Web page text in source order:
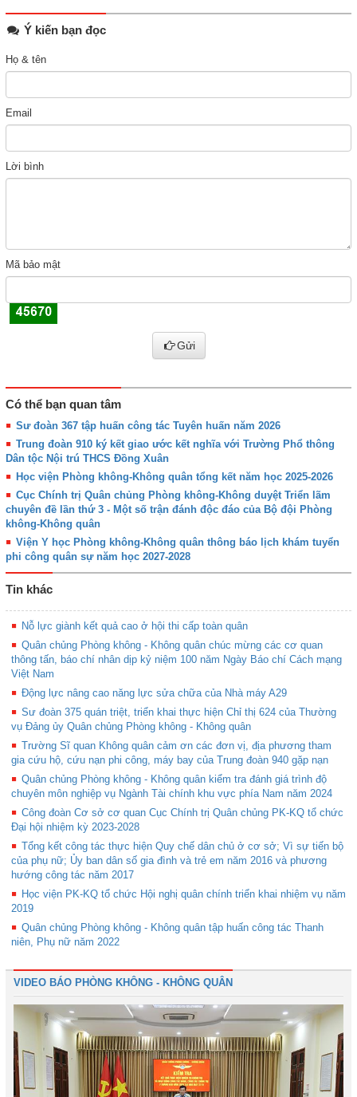
Ý kiến bạn đọc
Họ & tên
Email
Lời bình
Mã bảo mật
Gửi
Có thể bạn quan tâm
Sư đoàn 367 tập huấn công tác Tuyên huấn năm 2026
Trung đoàn 910 ký kết giao ước kết nghĩa với Trường Phổ thông
Dân tộc Nội trú THCS Đồng Xuân
Học viện Phòng không-Không quân tổng kết năm học 2025-2026
Cục Chính trị Quân chủng Phòng không-Không duyệt Triển lãm
chuyên đề lần thứ 3 - Một số trận đánh độc đáo của Bộ đội Phòng
không-Không quân
Viện Y học Phòng không-Không quân thông báo lịch khám tuyển
phi công quân sự năm học 2027-2028
Tin khác
Nỗ lực giành kết quả cao ở hội thi cấp toàn quân
Quân chủng Phòng không - Không quân chúc mừng các cơ quan
thông tấn, báo chí nhân dịp kỷ niệm 100 năm Ngày Báo chí Cách mạng
Việt Nam
Động lực nâng cao năng lực sửa chữa của Nhà máy A29
Sư đoàn 375 quán triệt, triển khai thực hiện Chỉ thị 624 của Thường
vụ Đảng ủy Quân chủng Phòng không - Không quân
Trường Sĩ quan Không quân cảm ơn các đơn vị, địa phương tham
gia cứu hộ, cứu nạn phi công, máy bay của Trung đoàn 940 gặp nạn
Quân chủng Phòng không - Không quân kiểm tra đánh giá trình độ
chuyên môn nghiệp vụ Ngành Tài chính khu vực phía Nam năm 2024
Công đoàn Cơ sở cơ quan Cục Chính trị Quân chủng PK-KQ tổ chức
Đại hội nhiệm kỳ 2023-2028
Tổng kết công tác thực hiện Quy chế dân chủ ở cơ sở; Vì sự tiến bộ
của phụ nữ; Ủy ban dân số gia đình và trẻ em năm 2016 và phương
hướng công tác năm 2017
Học viện PK-KQ tổ chức Hội nghị quân chính triển khai nhiệm vụ năm
2019
Quân chủng Phòng không - Không quân tập huấn công tác Thanh
niên, Phụ nữ năm 2022
VIDEO BÁO PHÒNG KHÔNG - KHÔNG QUÂN